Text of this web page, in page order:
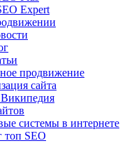
Expert
продвижение
сайта
системы в интернете
топ SEO